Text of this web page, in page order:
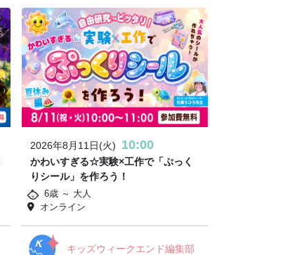
2026年8月11日(火) 10:00
かわいすぎる☆実験×工作で「ぷっく
りシール」を作ろう！
6歳 ～ 大人
オンライン
キッズウィークエンド編集部